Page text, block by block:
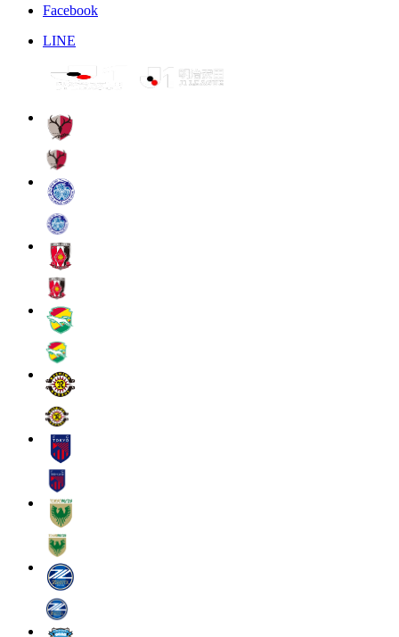
Facebook
LINE